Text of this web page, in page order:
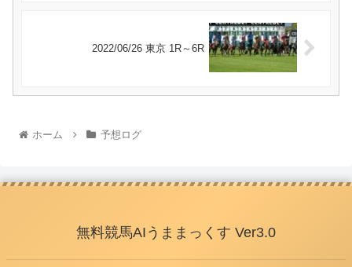
2022/06/26 東京 1R～6R
ホーム 予想ログ
無料競馬AIうままっくす Ver3.0